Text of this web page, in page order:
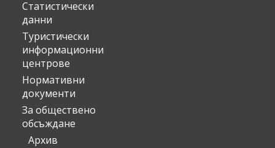
Статистически
данни
Туристически
информационни
центрове
Нормативни
документи
За обществено
обсъждане
Архив